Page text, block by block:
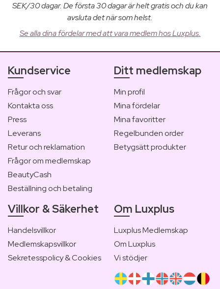
SEK/30 dagar. De första 30 dagar är helt gratis och du kan
avsluta det när som helst.
Se alla dina fördelar med att vara medlem hos Luxplus.
Kundservice
Frågor och svar
Kontakta oss
Press
Leverans
Retur och reklamation
Frågor om medlemskap
BeautyCash
Beställning och betaling
Ditt medlemskap
Min profil
Mina fördelar
Mina favoritter
Regelbunden order
Betygsätt produkter
Villkor & Säkerhet
Handelsvillkor
Medlemskapsvillkor
Sekretesspolicy & Cookies
Om Luxplus
Luxplus Medlemskap
Om Luxplus
Vi stödjer